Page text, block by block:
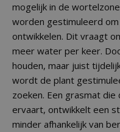
mogelijk in de
worden gestimuleerd
ontwikkelen. Dit vraagt
meer water per keer.
houden, maar juist
wordt de plant
zoeken. Een grasmat
ervaart, ontwikkelt een
minder afhankelijk van